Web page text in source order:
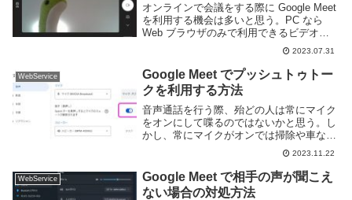
オンラインで会議をする際に Google Meet
を利用する機会は多いと思う。PC なら
Web ブラウザのみで利用できるビデオ通
話アプリで URL にアクセスするだけで利
用できる手軽さが特徴だ。しかし、状況に
よっては Web カメラが映...
2023.07.31
WebService
Google Meet でプッシュトゥトー
クを利用する方法
音声通話を行う際、殆どの人は常にマイク
をオンにして喋るのではないかと思う。し
かし、常にマイクがオンでは掃除や車など
の騒音に家族の声といった環境音が入り込
む場合もある。しかし、喋るときだけミュ
ートボタンをクリックして一時的に解除す
るのは結構面...
2023.11.22
WebService
Google Meet で相手の声が聞こえ
ない場合の対処方法